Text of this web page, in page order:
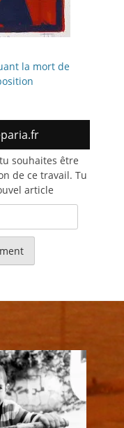
la mort de
souhaites être
de ce travail. Tu
article